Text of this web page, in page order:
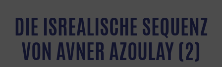
DIE ISREALISCHE SEQUENZ
VON AVNER AZOULAY (2)